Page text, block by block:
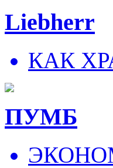
Liebherr
КАК
ПУМБ